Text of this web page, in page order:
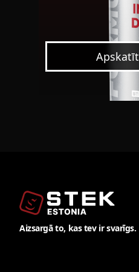
Apskatīt
Aizsargā to, kas tev ir svarīgs.